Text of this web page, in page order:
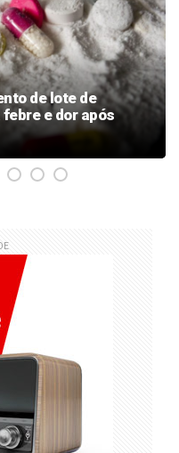
de lote de
e dor após